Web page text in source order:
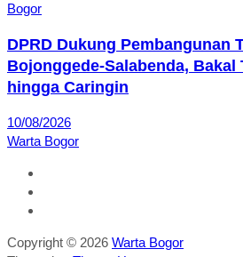
Bogor
DPRD Dukung Pembangunan
Bojonggede-Salabenda, Bakal
hingga Caringin
10/08/2026
Warta Bogor
Copyright © 2026 Warta Bogor